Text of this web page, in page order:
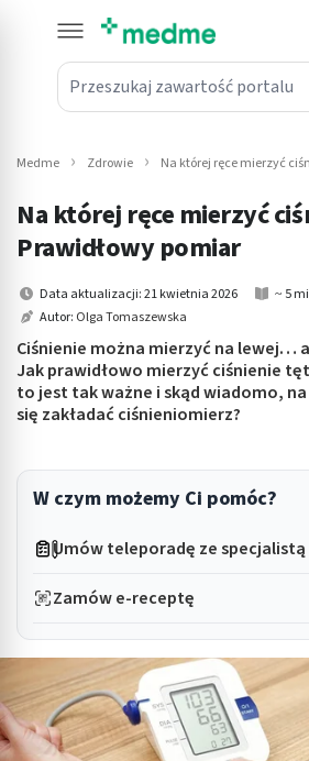
Przeszukaj zawartość portalu
submenu: Leki na receptę
submenu: Mama i dziecko
submenu: Kosmetyki
submenu: Higiena
submenu: Sprzęt medyczny
submenu: Wellness
Medme Zdrowie Na której ręce mierzyć
Na której ręce mierzyć
Prawidłowy pomiar
Data aktualizacji: 21 kwietnia 2026
~ 5
Autor: Olga Tomaszewska
Ciśnienie można mierzyć na lewej…
Jak prawidłowo mierzyć ciśnienie
to jest tak ważne i skąd wiadomo,
się zakładać ciśnieniomierz?
W czym możemy Ci pomóc?
Umów teleporadę ze specjalistą
Zamów e-receptę